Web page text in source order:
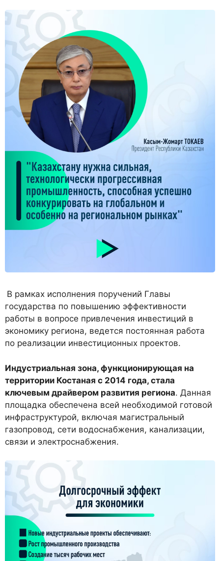
В рамках исполнения поручений Главы
государства по повышению эффективности
работы в вопросе привлечения инвестиций в
экономику региона, ведется постоянная работа
по реализации инвестиционных проектов.
Индустриальная зона, функционирующая на
территории Костаная с 2014 года, стала
ключевым драйвером развития региона. Данная
площадка обеспечена всей необходимой готовой
инфраструктурой, включая магистральный
газопровод, сети водоснабжения, канализации,
связи и электроснабжения.